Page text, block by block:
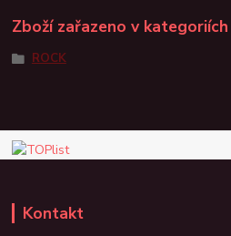
Zboží zařazeno v kategoriích
ROCK
Kontakt